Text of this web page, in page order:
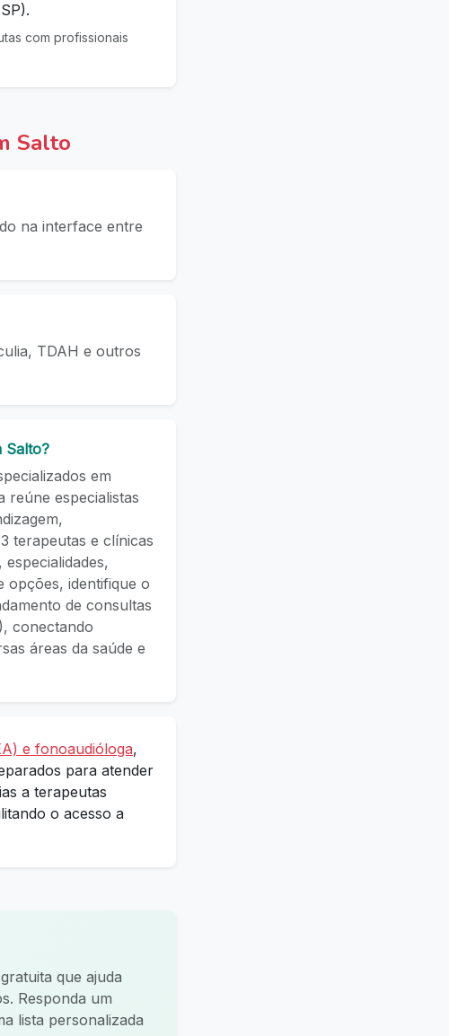
com profissionais
Salto
na interface entre
TDAH e outros
Salto?
em
reúne especialistas
terapeutas e clínicas
opções, identifique o
de consultas
conectando
áreas da saúde e
e fonoaudióloga,
para atender
a terapeutas
o acesso a
que ajuda
Responda um
lista personalizada